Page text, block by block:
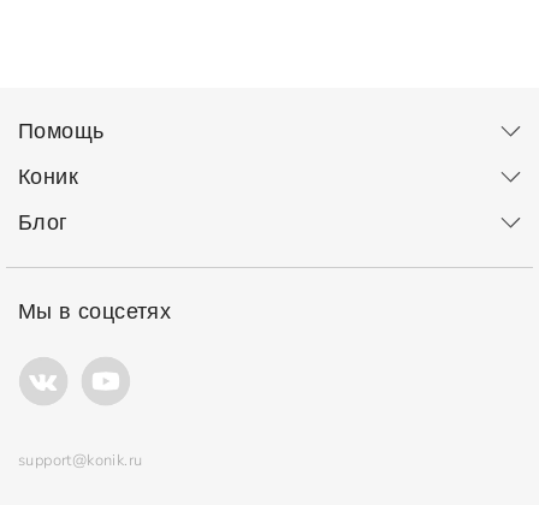
Помощь
Коник
Блог
Мы в соцсетях
support@konik.ru